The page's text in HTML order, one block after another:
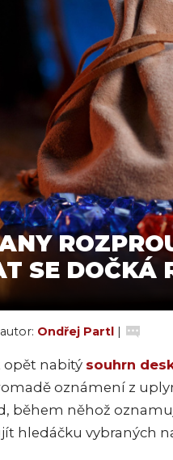
SE DOČKÁ
Ondřej Partl |
opět nabitý souhrn
oznámení z
během něhož
hledáčku vybraných